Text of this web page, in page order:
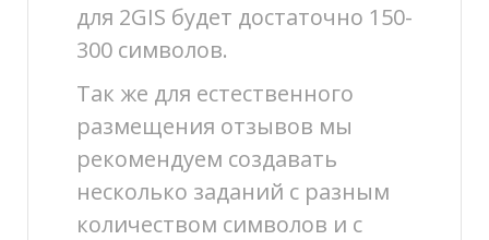
для 2GIS будет достаточно 150-
300 символов.
Так же для естественного
размещения отзывов мы
рекомендуем создавать
несколько заданий с разным
количеством символов и с